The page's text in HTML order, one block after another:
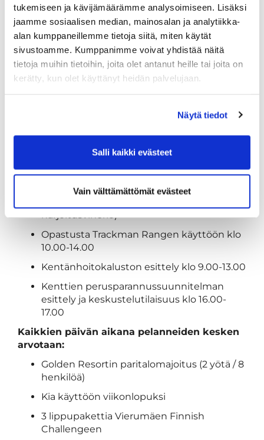
tukemiseen ja kävijämäärämme analysoimiseen. Lisäksi
jaamme sosiaalisen median, mainosalan ja analytiikka-
alan kumppaneillemme tietoja siitä, miten käytät
sivustoamme. Kumppanimme voivat yhdistää näitä
tietoja muihin tietoihin, joita olet antanut heille tai joita on
kerätty, kun olet käyttänyt heidän palvelujaan.
Näytä tiedot
Salli kaikki evästeet
Vain välttämättömät evästeet
Green fee -50 % (voimassa molemmilla
kentillä normaalihinnoista, alennuksia ei voi
yhdistää)
Trackman Range -pallot:
18 palloa 1 €
Eväspussukka 10 €
Lounas 10 €
Tahko Golf Schoolin leikkimielinen
harjoitusviheriö)
Opastusta Trackman Rangen käyttöön klo
10.00-14.00
Kentänhoitokaluston esittely klo 9.00-13.00
Kenttien perusparannussuunnitelman
esittely ja keskustelutilaisuus klo 16.00-
17.00
Kaikkien päivän aikana pelanneiden kesken
arvotaan:
Golden Resortin paritalomajoitus (2 yötä / 8
henkilöä)
Kia käyttöön viikonlopuksi
3 lippupakettia Vierumäen Finnish
Challengeen